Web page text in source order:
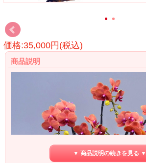
価格:35,000円(税込)
商品説明
▼ 商品説明の続きを見る ▼